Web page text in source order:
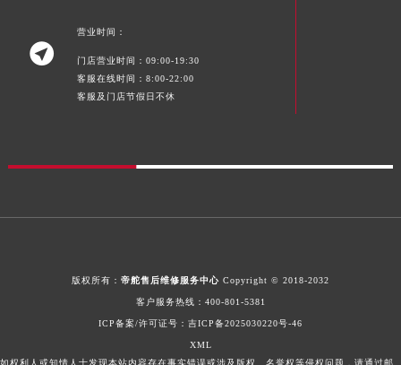

营业时间：
门店营业时间：09:00-19:30
客服在线时间：8:00-22:00
客服及门店节假日不休
版权所有： 帝舵售后维修服务中心 Copyright © 2018-2032
客户服务热线： 400-801-5381
ICP备案/许可证号： 吉ICP备2025030220号-46
XML
如权利人或知情人士发现本站内容存在事实错误或涉及版权、名誉权等侵权问题，请通过邮